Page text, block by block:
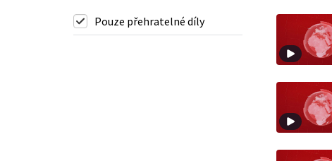
Pouze přehratelné díly